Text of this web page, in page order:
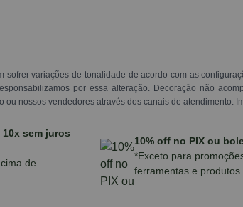
sofrer variações de tonalidade de acordo com as
por essa alteração. Decoração não
ou nossos vendedores através dos canais de atendimento.
10x sem juros
de
10% off no PIX ou
*Exceto para
ferramentas e produtos